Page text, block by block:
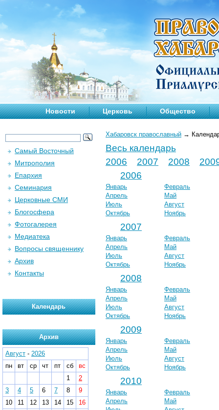
Новости Церковь Общество
Хабаровск православный →
Весь календарь
2006
2007 2008
2006
Январь
Февраль
Апрель
Май
Июль
Август
Октябрь
Ноябрь
2007
Январь
Февраль
Апрель
Май
Июль
Август
Октябрь
Ноябрь
2008
Январь
Февраль
Апрель
Май
Июль
Август
Октябрь
Ноябрь
2009
Январь
Февраль
Апрель
Май
Июль
Август
Октябрь
Ноябрь
2010
Январь
Февраль
Апрель
Май
Самый Восточный
Митрополия
Епархия
Семинария
Церковные СМИ
Блогосфера
Фотогалерея
Медиатека
Вопросы священнику
Архив
Контакты
Календарь
Архив
Август - 2026
пн
вт ср чт пт сб
вс
1
2
3
4 5 6 7 8
9
10
11 12 13 14 15
16